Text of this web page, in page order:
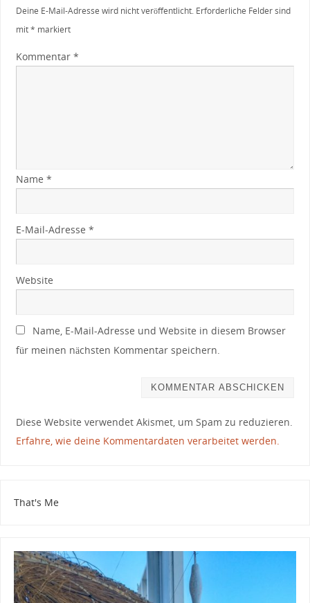
Deine E-Mail-Adresse wird nicht veröffentlicht. Erforderliche Felder sind
mit* markiert
Kommentar *
Name *
E-Mail-Adresse *
Website
Name, E-Mail-Adresse und Website in diesem Browser
für meinen nächsten Kommentar speichern.
Diese Website verwendet Akismet, um Spam zu reduzieren.
Erfahre, wie deine Kommentardaten verarbeitet werden.
That's Me